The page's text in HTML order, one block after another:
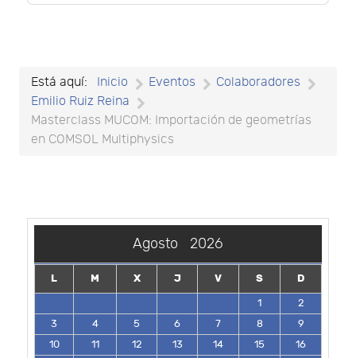
Está aquí: Inicio Eventos
Colaboradores
Emilio Ruiz Reina
Masterclass MUCOM: Importación de geometrías
en COMSOL Multiphysics
Agosto 2026
L M X J V S
D
1
2
3
4 5 6 7 8
9
10
11 12 13 14 15
16